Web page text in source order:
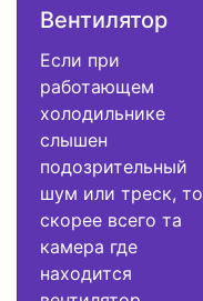
Вентилятор
Если при
работающем
холодильнике
слышен
подозрительный
шум или треск, то
скорее всего та
камера где
находится